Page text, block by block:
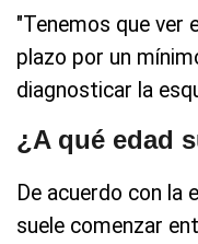
"Tenemos que ver
plazo por un
diagnosticar la
¿A qué edad
De acuerdo con la
suele comenzar